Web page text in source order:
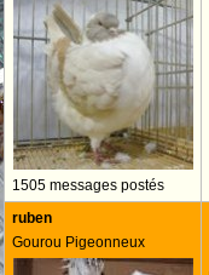
1505 messages postés
ruben
Gourou Pigeonneux